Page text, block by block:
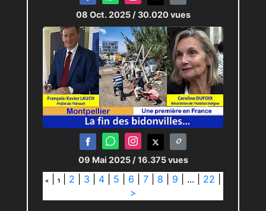
08 Oct. 2025 / 30.020 vues
09 Mai 2025 / 16.375 vues
< 1 2 3 4 5 6 7 8 9 ... 22
>